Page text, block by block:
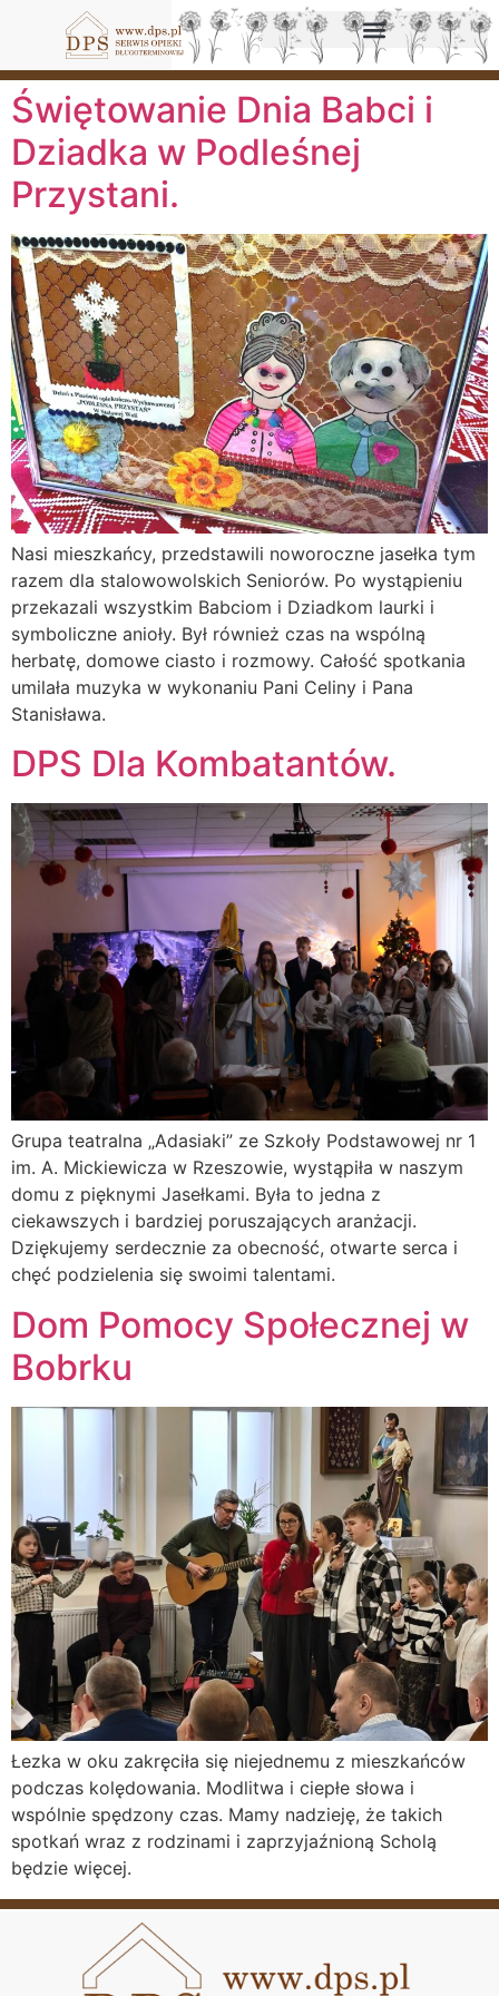
Świętowanie Dnia Babci i
Dziadka w Podleśnej
Przystani.
Nasi mieszkańcy, przedstawili noworoczne jasełka tym
razem dla stalowowolskich Seniorów. Po wystąpieniu
przekazali wszystkim Babciom i Dziadkom laurki i
symboliczne anioły. Był również czas na wspólną
herbatę, domowe ciasto i rozmowy. Całość spotkania
umilała muzyka w wykonaniu Pani Celiny i Pana
Stanisława.
DPS Dla Kombatantów.
Grupa teatralna „Adasiaki” ze Szkoły Podstawowej nr 1
im. A. Mickiewicza w Rzeszowie, wystąpiła w naszym
domu z pięknymi Jasełkami. Była to jedna z
ciekawszych i bardziej poruszających aranżacji.
Dziękujemy serdecznie za obecność, otwarte serca i
chęć podzielenia się swoimi talentami.
Dom Pomocy Społecznej w
Bobrku
Łezka w oku zakręciła się niejednemu z mieszkańców
podczas kolędowania. Modlitwa i ciepłe słowa i
wspólnie spędzony czas. Mamy nadzieję, że takich
spotkań wraz z rodzinami i zaprzyjaźnioną Scholą
będzie więcej.